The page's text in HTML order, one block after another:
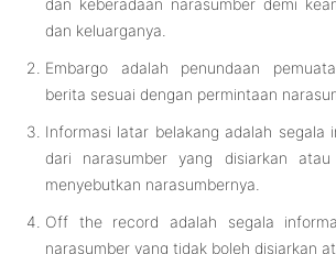
dan keberadaan narasumber demi
dan keluarganya.
Embargo adalah penundaan
berita sesuai dengan permintaan
Informasi latar belakang adalah segala
dari narasumber yang disiarkan
menyebutkan narasumbernya.
Off the record adalah segala
narasumber yang tidak boleh disiarkan